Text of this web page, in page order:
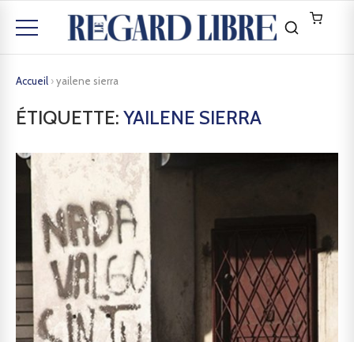
Accueil ›yailene sierra
ÉTIQUETTE: YAILENE SIERRA